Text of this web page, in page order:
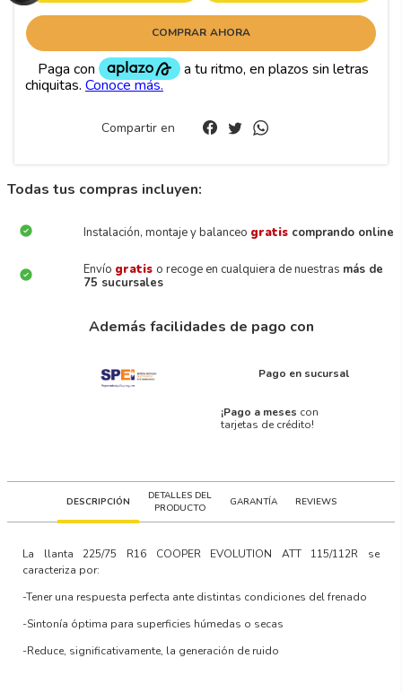
COMPRAR AHORA
Compartir en
Todas tus compras incluyen:
Instalación, montaje y balanceo gratis comprando online
Envío gratis o recoge en cualquiera de nuestras más de
75 sucursales
Además facilidades de pago con
Pago en sucursal
¡Pago a meses con
tarjetas de crédito!
DESCRIPCIÓN
DETALLES DEL
PRODUCTO
GARANTÍA REVIEWS
La llanta225/75 R16 COOPER EVOLUTION ATT 115/112R se
caracteriza por:
-Tener una respuesta perfecta ante distintas condiciones del frenado
-Sintonía óptima para superficies húmedas o secas
-Reduce, significativamente, la generación de ruido